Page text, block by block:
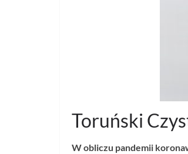
Toruński
W obliczu pandemii